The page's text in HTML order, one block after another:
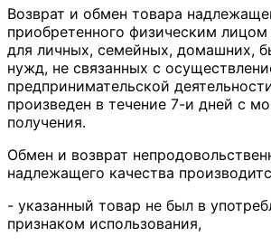
Возврат и обмен товара
приобретенного физическим
для личных, семейных, домашних,
нужд, не связанных с
предпринимательской
произведен в течение 7-и дней с
получения.
Обмен и возврат
надлежащего качества
- указанный товар не был в
признаком использования,